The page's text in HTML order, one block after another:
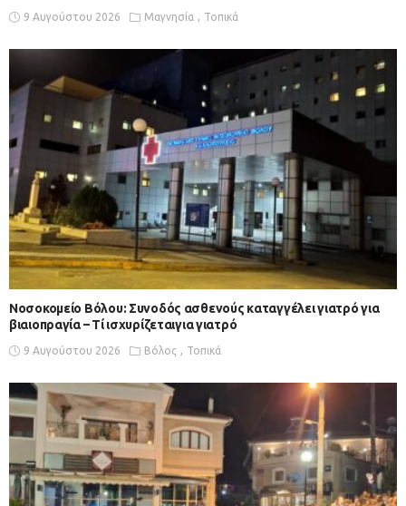
9 Αυγούστου 2026 Μαγνησία Τοπικά
Νοσοκομείο Βόλου: Συνοδός ασθενούς καταγγέλει γιατρό για
βιαιοπραγία – Τί ισχυρίζεταιγια γιατρό
9 Αυγούστου 2026 Βόλος Τοπικά